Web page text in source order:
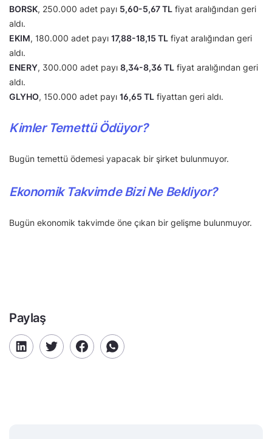
BORSK, 250.000 adet payı 5,60-5,67 TL fiyat aralığından geri
aldı.
EKIM, 180.000 adet payı 17,88-18,15 TL fiyat aralığından geri
aldı.
ENERY, 300.000 adet payı 8,34-8,36 TL fiyat aralığından geri
aldı.
GLYHO, 150.000 adet payı 16,65 TL fiyattan geri aldı.
Kimler Temettü Ödüyor?
Bugün temettü ödemesi yapacak bir şirket bulunmuyor.
Ekonomik Takvimde Bizi Ne Bekliyor?
Bugün ekonomik takvimde öne çıkan bir gelişme bulunmuyor.
Paylaş